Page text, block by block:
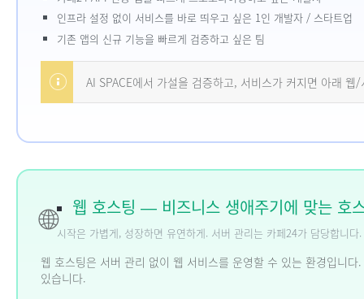
인프라 설정 없이 서비스를 바로 띄우고 싶은 1인 개발자 / 스타트업
기존 앱의 신규 기능을 빠르게 검증하고 싶은 팀
AI SPACE에서 가설을 검증하고, 서비스가 커지면 아래 웹
🌐 웹 호스팅 — 비즈니스 생애주기에 맞는 호
시작은 가볍게, 성장하면 유연하게. 서버 관리는 카페24가 담당합니다.
웹 호스팅은 서버 관리 없이 웹 서비스를 운영할 수 있는 환경입니
있습니다.